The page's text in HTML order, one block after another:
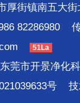
厚街镇南五大
82286980
51La
东莞市开景净化
号技